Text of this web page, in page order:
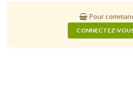
Pour
CONNECTEZ-